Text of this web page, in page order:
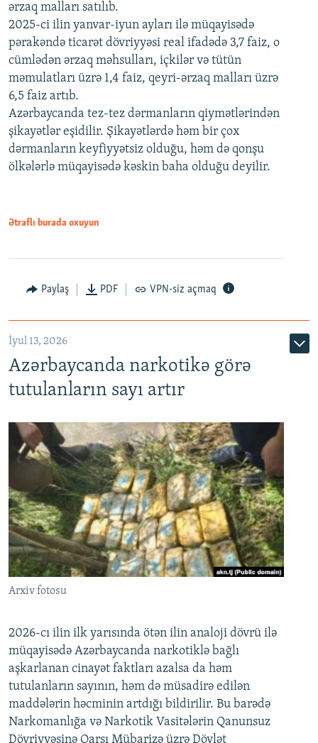
ərzaq malları satılıb.
2025-ci ilin yanvar-iyun ayları ilə müqayisədə
pərakəndə ticarət dövriyyəsi real ifadədə 3,7 faiz, o
cümlədən ərzaq məhsulları, içkilər və tütün
məmulatları üzrə 1,4 faiz, qeyri-ərzaq malları üzrə
6,5 faiz artıb.
Azərbaycanda tez-tez dərmanların qiymətlərindən
şikayətlər eşidilir. Şikayətlərdə həm bir çox
dərmanların keyfiyyətsiz olduğu, həm də qonşu
ölkələrlə müqayisədə kəskin baha olduğu deyilir.
Ətraflı burada oxuyun
Paylaş PDF VPN-siz açmaq
İyul 13, 2026
Azərbaycanda narkotikə görə
tutulanların sayı artır
Arxiv fotosu
2026-cı ilin ilk yarısında ötən ilin analoji dövrü ilə
müqayisədə Azərbaycanda narkotiklə bağlı
aşkarlanan cinayət faktları azalsa da həm
tutulanların sayının, həm də müsadirə edilən
maddələrin həcminin artdığı bildirilir. Bu barədə
Narkomanlığa və Narkotik Vasitələrin Qanunsuz
Dövriyyəsinə Qarşı Mübarizə üzrə Dövlət